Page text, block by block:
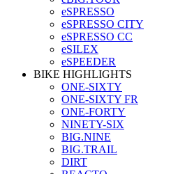
eSPRESSO
eSPRESSO CITY
eSPRESSO CC
eSILEX
eSPEEDER
BIKE HIGHLIGHTS
ONE-SIXTY
ONE-SIXTY FR
ONE-FORTY
NINETY-SIX
BIG.NINE
BIG.TRAIL
DIRT